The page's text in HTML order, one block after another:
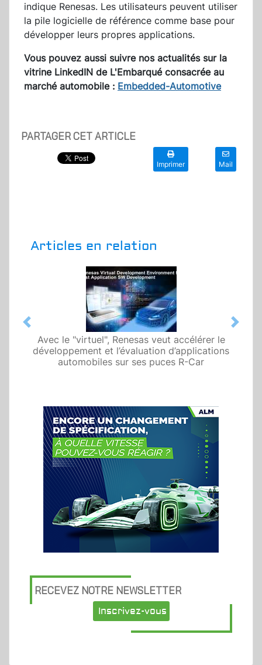
indique Renesas. Les utilisateurs peuvent utiliser
la pile logicielle de référence comme base pour
développer leurs propres applications.
Vous pouvez aussi suivre nos actualités sur la
vitrine LinkedIN de L'Embarqué consacrée au
marché automobile : Embedded-Automotive
PARTAGER CET ARTICLE
Imprimer Mail
Articles en relation
Avec le "virtuel", Renesas veut accélérer le
développement et l’évaluation d’applications
automobiles sur ses puces R-Car
Previous Next
RECEVEZ NOTRE NEWSLETTER
Inscrivez-vous